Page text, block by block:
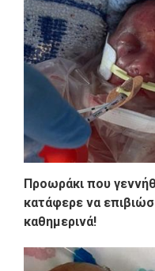
Προωράκι που
κατάφερε να
καθημερινά!